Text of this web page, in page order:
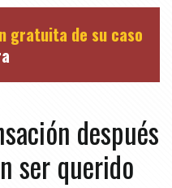
gratuita de su caso
después
ser querido